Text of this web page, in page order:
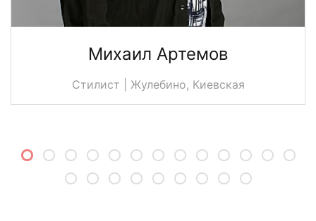
Михаил Артемов
Стилист | Жулебино, Киевская